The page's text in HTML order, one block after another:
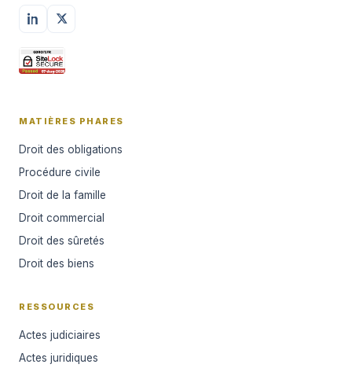
MATIÈRES PHARES
Droit des obligations
Procédure civile
Droit de la famille
Droit commercial
Droit des sûretés
Droit des biens
RESSOURCES
Actes judiciaires
Actes juridiques